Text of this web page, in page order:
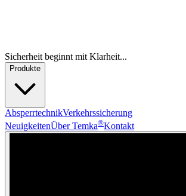
Sicherheit beginnt mit Klarheit...
Produkte
AbsperrtechnikVerkehrssicherung
NeuigkeitenÜber Temka®Kontakt